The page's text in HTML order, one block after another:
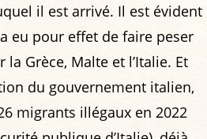
il est arrivé. Il est évident
eu pour effet de faire peser
Grèce, Malte et l’Italie. Et
du gouvernement italien,
migrants illégaux en 2022